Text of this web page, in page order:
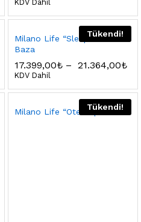
KDV Dahil
Tükendi!
Milano Life “Sleep Life”
Baza
17.399,00₺– 21.364,00₺
KDV Dahil
Tükendi!
Milano Life “Otel Tipi” Baza